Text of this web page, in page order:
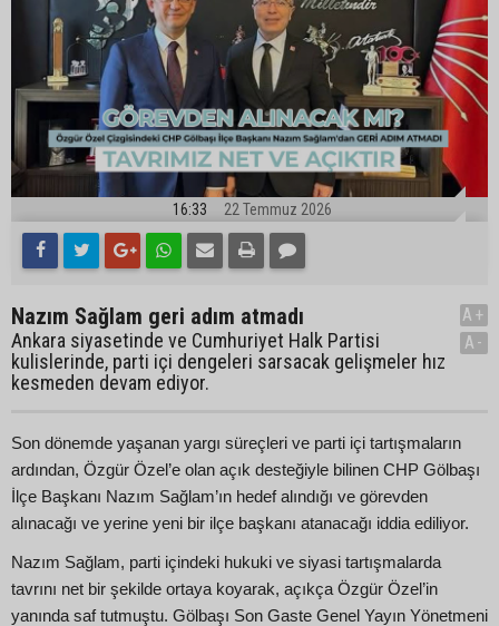
16:33 22 Temmuz 2026
Nazım Sağlam geri adım atmadı
Ankara siyasetinde ve Cumhuriyet Halk Partisi
kulislerinde, parti içi dengeleri sarsacak gelişmeler hız
kesmeden devam ediyor.
A+
A-
Son dönemde yaşanan yargı süreçleri ve parti içi tartışmaların
ardından, Özgür Özel’e olan açık desteğiyle bilinen CHP Gölbaşı
İlçe Başkanı Nazım Sağlam’ın hedef alındığı ve görevden
alınacağı ve yerine yeni bir ilçe başkanı atanacağı iddia ediliyor.
Nazım Sağlam, parti içindeki hukuki ve siyasi tartışmalarda
tavrını net bir şekilde ortaya koyarak, açıkça Özgür Özel’in
yanında saf tutmuştu. Gölbaşı Son Gaste Genel Yayın Yönetmeni